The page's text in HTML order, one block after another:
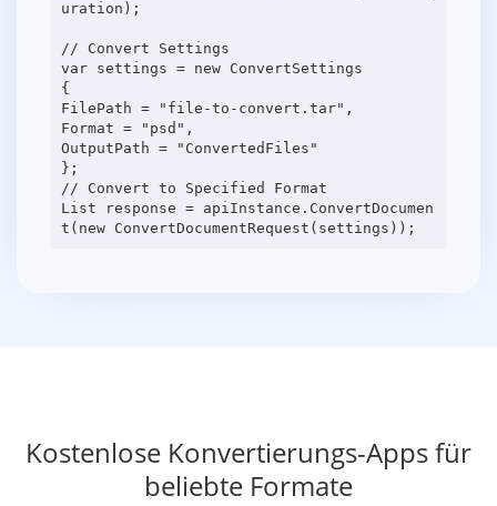
uration);
// Convert Settings
var settings = new ConvertSettings
{
FilePath = "file-to-convert.tar",
Format = "psd",
OutputPath = "ConvertedFiles"
};
// Convert to Specified Format
List response = apiInstance.ConvertDocumen
Kostenlose Konvertierungs-Apps für
beliebte Formate